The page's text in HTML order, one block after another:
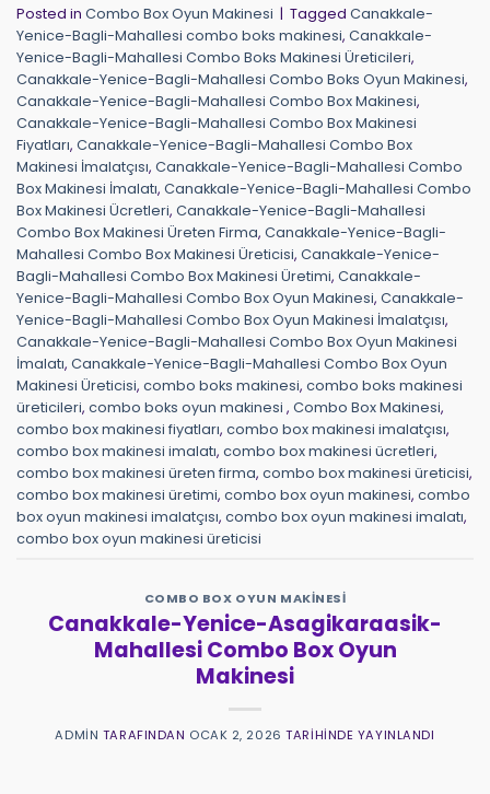
Posted in Combo Box Oyun Makinesi | Tagged Canakkale-
Yenice-Bagli-Mahallesi combo boks makinesi, Canakkale-
Yenice-Bagli-Mahallesi Combo Boks Makinesi Üreticileri,
Canakkale-Yenice-Bagli-Mahallesi Combo Boks Oyun Makinesi,
Canakkale-Yenice-Bagli-Mahallesi Combo Box Makinesi,
Canakkale-Yenice-Bagli-Mahallesi Combo Box Makinesi
Fiyatları, Canakkale-Yenice-Bagli-Mahallesi Combo Box
Makinesi İmalatçısı, Canakkale-Yenice-Bagli-Mahallesi Combo
Box Makinesi İmalatı, Canakkale-Yenice-Bagli-Mahallesi Combo
Box Makinesi Ücretleri, Canakkale-Yenice-Bagli-Mahallesi
Combo Box Makinesi Üreten Firma, Canakkale-Yenice-Bagli-
Mahallesi Combo Box Makinesi Üreticisi, Canakkale-Yenice-
Bagli-Mahallesi Combo Box Makinesi Üretimi, Canakkale-
Yenice-Bagli-Mahallesi Combo Box Oyun Makinesi, Canakkale-
Yenice-Bagli-Mahallesi Combo Box Oyun Makinesi İmalatçısı,
Canakkale-Yenice-Bagli-Mahallesi Combo Box Oyun Makinesi
İmalatı, Canakkale-Yenice-Bagli-Mahallesi Combo Box Oyun
Makinesi Üreticisi, combo boks makinesi, combo boks makinesi
üreticileri, combo boks oyun makinesi , Combo Box Makinesi,
combo box makinesi fiyatları, combo box makinesi imalatçısı,
combo box makinesi imalatı, combo box makinesi ücretleri,
combo box makinesi üreten firma, combo box makinesi üreticisi,
combo box makinesi üretimi, combo box oyun makinesi, combo
box oyun makinesi imalatçısı, combo box oyun makinesi imalatı,
combo box oyun makinesi üreticisi
COMBO BOX OYUN MAKINESI
Canakkale-Yenice-Asagikaraasik-
Mahallesi Combo Box Oyun
Makinesi
ADMIN TARAFINDAN OCAK 2, 2026 TARIHINDE YAYINLANDI